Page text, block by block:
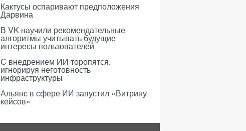
Кактусы оспаривают предположения
Дарвина
В VK научили рекомендательные
алгоритмы учитывать будущие
интересы пользователей
С внедрением ИИ торопятся,
игнорируя неготовность
инфраструктуры
Альянс в сфере ИИ запустил «Витрину
кейсов»